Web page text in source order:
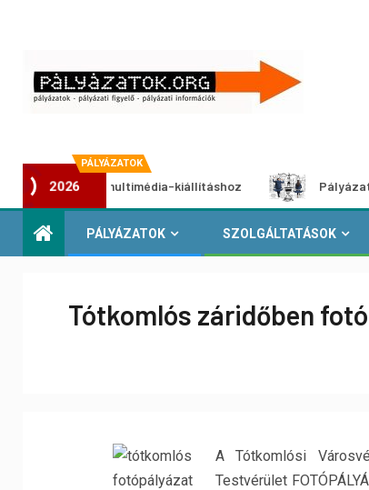
PÁLYÁZATOK
2026
multimédia-kiállításhoz Pályázat a
PÁLYÁZATOK SZOLGÁLTATÁSOK
Tótkomlós záridőben
A Tótkomlósi
Testvérület